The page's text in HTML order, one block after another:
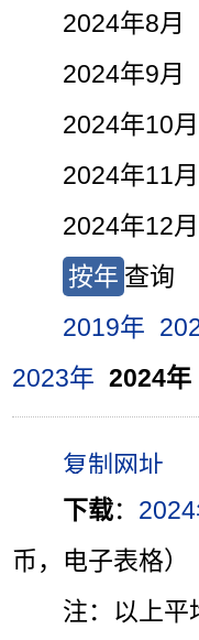
2024年8月
2024年9月
2024年10
2024年11
2024年12
按年 查询
2019年
2023年 2024年
下载：
币，电子表格）
注：以上平